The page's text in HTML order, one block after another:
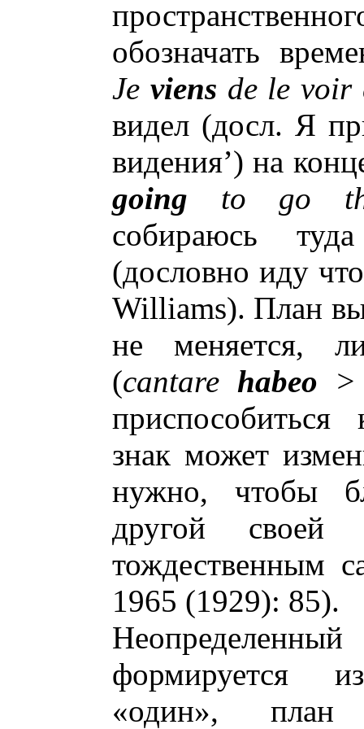
обозначать
Je viens de le voir
видел (досл. Я
видения’) на
going to go
собираюсь
(дословно иду
Williams). План
не меняется,
(cantare habeo >
знак может
нужно, чтобы
другой своей
тождественным
1965 (1929): 85).
формируется
«один», план